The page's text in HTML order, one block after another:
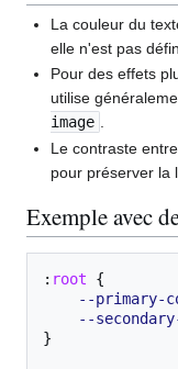
La couleur du
elle n'est pas
Pour des effets
utilise
image
Le contraste
pour préserver la
Exemple avec
: root
{
--primary-
--
}